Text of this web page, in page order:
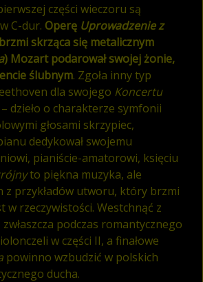
części wieczoru są
C-dur. Operę Uprowadzenie z
skrząca się metalicznym
) Mozart podarował swojej żonie,
ślubnym. Zgoła inny typ
dla swojego Koncertu
– dzieło o charakterze symfonii
głosami skrzypiec,
dedykował swojemu
pianiście-amatorowi, księciu
to piękna muzyka, ale
z przykładów utworu, który brzmi
w rzeczywistości. Westchnąć z
podczas romantycznego
w części II, a finałowe
powinno wzbudzić w polskich
ducha.